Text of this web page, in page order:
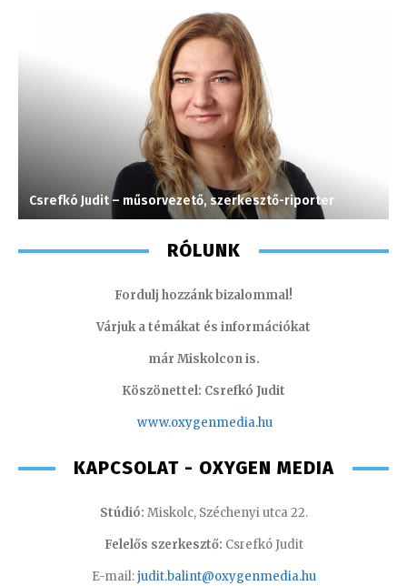
Csrefkó Judit – műsorvezető, szerkesztő-riporter
RÓLUNK
Fordulj hozzánk bizalommal!
Várjuk a témákat és információkat
már Miskolcon is.
Köszönettel: Csrefkó Judit
www.oxygenmedia.hu
KAPCSOLAT - OXYGEN MEDIA
Stúdió: Miskolc, Széchenyi utca 22.
Felelős szerkesztő: Csrefkó Judit
E-mail:judit.balint@oxygenmedia.hu